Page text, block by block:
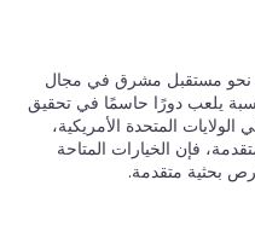
نحو مستقبل مشرق في مجال
يلعب دورًا حاسمًا في تحقيق
المتحدة الأمريكية،
فإن الخيارات المتاحة
بحثية متقدمة.